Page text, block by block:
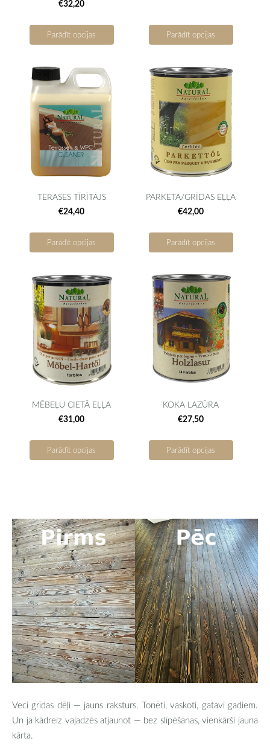
€32,20
Parādīt opcijas Parādīt opcijas
TERASES TĪRĪTĀJS
€24,40
Parādīt opcijas
PARKETA/GRĪDAS EĻĻA
€42,00
Parādīt opcijas
MĒBEĻU CIETĀ EĻĻA
€31,00
Parādīt opcijas
KOKA LAZŪRA
€27,50
Parādīt opcijas
Veci grīdas dēļi — jauns raksturs. Tonēti, vaskoti, gatavi gadiem.
Un ja kādreiz vajadzēs atjaunot — bez slīpēšanas, vienkārši jauna
kārta.